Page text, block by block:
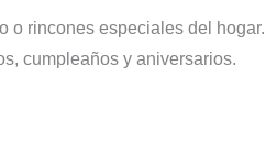
o rincones especiales del hogar.
cumpleaños y aniversarios.